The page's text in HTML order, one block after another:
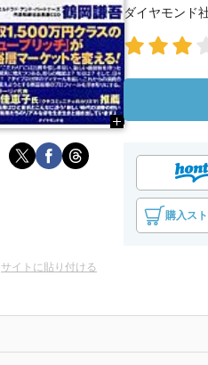
ダイヤモンド
購入ス
サイトに貼り付ける